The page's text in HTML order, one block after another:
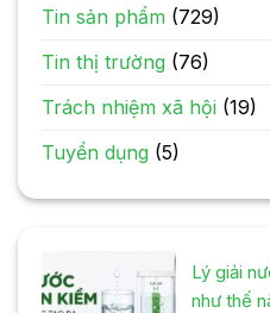
Tin sản phẩm (729)
Tin thị trường (76)
Trách nhiệm xã hội (19)
Tuyển dụng (5)
Lý giải
như thế